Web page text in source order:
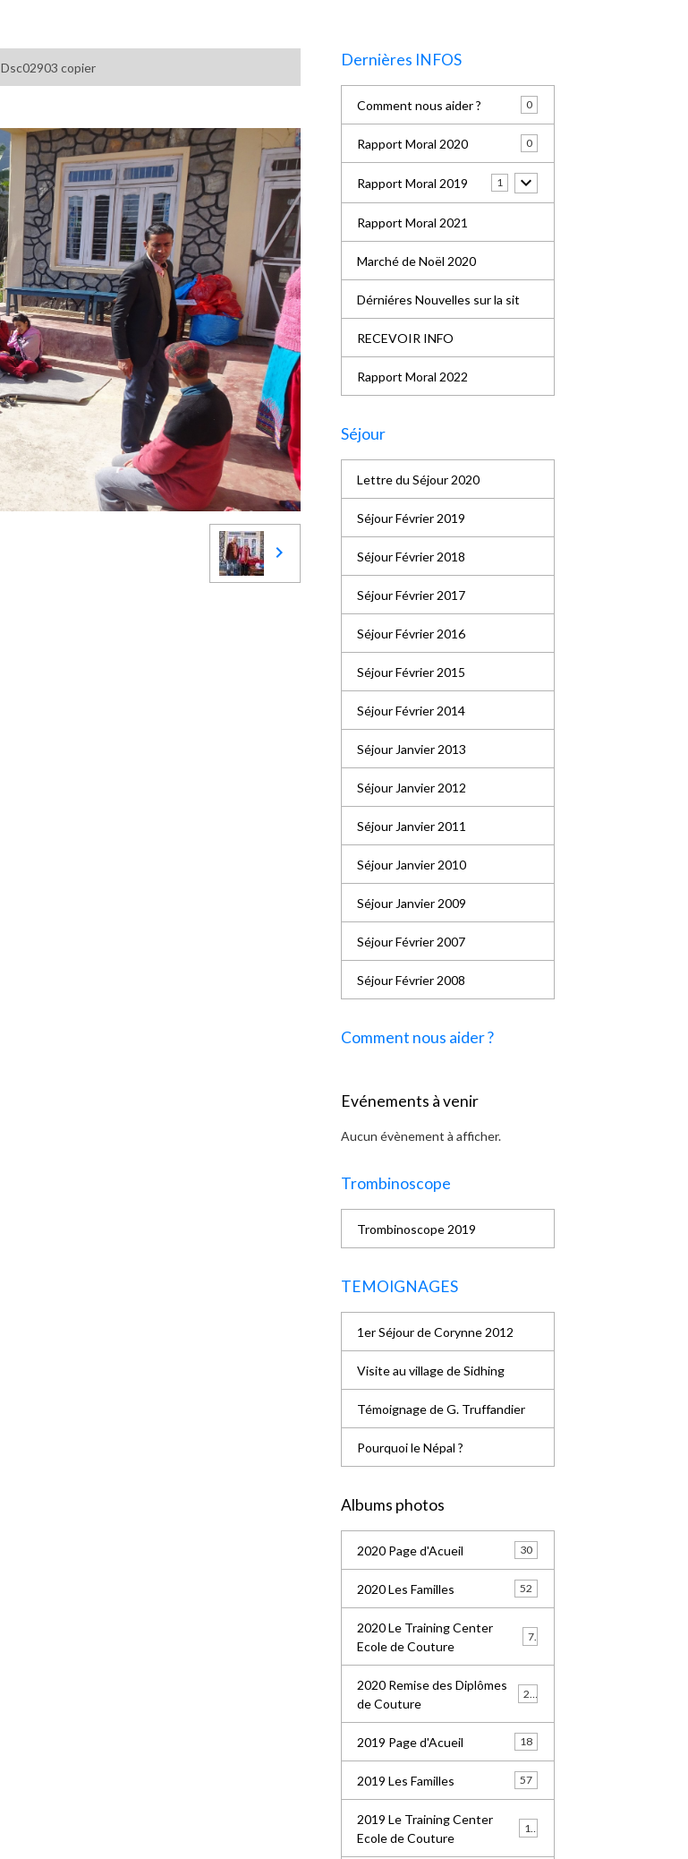
Dsc02903 copier Dernières INFOS
Comment nous aider ? 0
Rapport Moral 2020 0
Rapport Moral 2019 1
Rapport Moral 2021
Marché de Noël 2020
Dérniéres Nouvelles sur la sit
RECEVOIR INFO
Rapport Moral 2022
Séjour
Lettre du Séjour 2020
Séjour Février 2019
Séjour Février 2018
Séjour Février 2017
Séjour Février 2016
Séjour Février 2015
Séjour Février 2014
Séjour Janvier 2013
Séjour Janvier 2012
Séjour Janvier 2011
Séjour Janvier 2010
Séjour Janvier 2009
Séjour Février 2007
Séjour Février 2008
Comment nous aider ?
Evénements à venir
Aucun évènement à afficher.
Trombinoscope
Trombinoscope 2019
TEMOIGNAGES
1er Séjour de Corynne 2012
Visite au village de Sidhing
Témoignage de G. Truffandier
Pourquoi le Népal ?
Albums photos
2020 Page d'Acueil 30
2020 Les Familles 52
2020 Le Training Center
Ecole de Couture
2020 Remise des Diplômes
de Couture
2019 Page d'Acueil 18
2019 Les Familles 57
2019 Le Training Center
Ecole de Couture